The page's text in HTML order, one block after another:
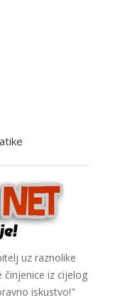
uz raznolike
činjenice iz cijelog
iskustvo!"